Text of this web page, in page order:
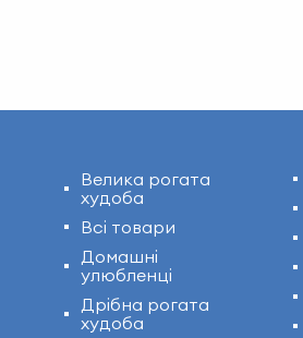
Велика рогата
худоба
Всі товари
Домашні
улюбленці
Дрібна рогата
худоба